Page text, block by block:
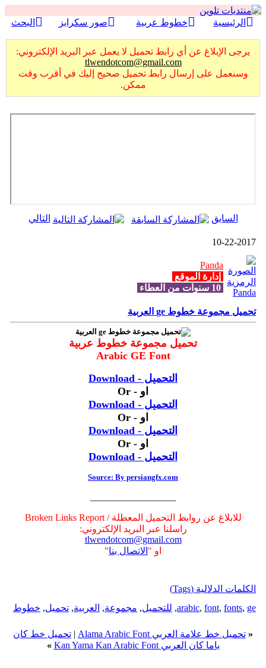
الرئيسية خطوط عربية صور سكرابز البحث
يرجى الإبلاغ عن أي رابط تحميل لا يعمل عبر البريد الإلكتروني:
tlwendotcom@gmail.com
وسنعمل على إرسال رابط تحميل صحيح إليك في أقرب وقت
ممكن.
السابق التالي
10-22-2017
Panda
إدارة الموقع
تحميل مجموعة خطوط ge العربية
تحميل مجموعة خطوط عربية
Arabic GE Font
التحميل - Download
او - Or
التحميل - Download
او - Or
التحميل - Download
او - Or
التحميل - Download
Source: By persiangfx.com
للابلاغ عن روابط التحميل المعطلة / Broken Links Report
راسلنا عبر البريد الإلكتروني:
tlwendotcom@gmail.com
او " الاتصال بنا"
الكلمات الدلالية (Tags)
arabic, font, fonts, ge
, للتحميل, مجموعة, العربية, تحميل, خطوط
« تحميل خط علامة العربي Alama Arabic Font | تحميل خط كان
ياما كان العربي Kan Yama Kan Arabic Font
»